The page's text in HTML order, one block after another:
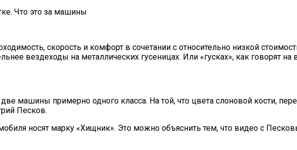
скорость и комфорт в сочетании с относительно низкой
вездеходы на металлических гусеницах. Или «гусках», как говорят на
машины примерно одного класса. На той, что цвета слоновой кости,
Песков.
носят марку «Хищник». Это можно объяснить тем, что видео с